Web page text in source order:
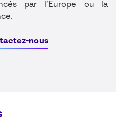
par l’Europe ou la
nous